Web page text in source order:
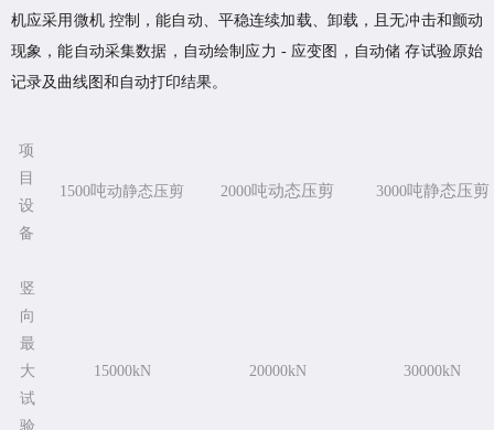
机应采用微机 控制，能自动、平稳连续加载、卸载，且无冲击和颤动
现象，能自动采集数据，自动绘制应力 - 应变图，自动储 存试验原始
记录及曲线图和自动打印结果。
项
目
设
备
1500吨动静态压剪 2000吨动态压剪 3000吨静态压剪
竖
向
最
大
试
验
15000kN 20000kN 30000kN